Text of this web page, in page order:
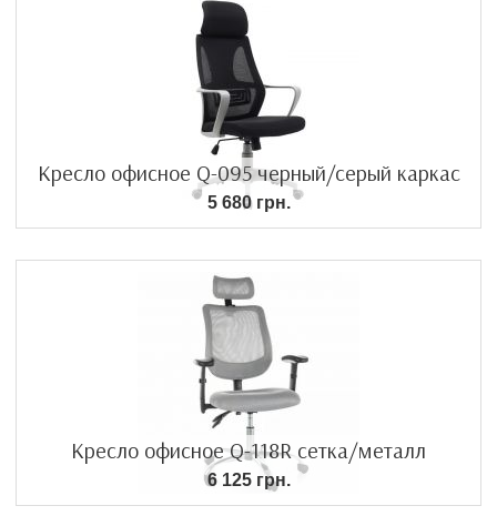
Кресло офисное Q-095 черный/серый каркас
5 680 грн.
Кресло офисное Q-118R сетка/металл
6 125 грн.